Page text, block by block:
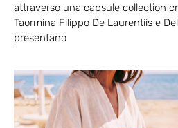
attraverso una capsule collection
Taormina Filippo De Laurentiis e
presentano